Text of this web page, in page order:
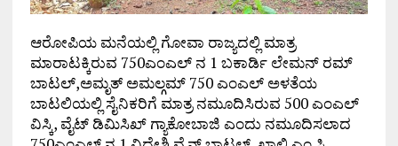
ಆರೋಪಿಯ ಮನೆಯಲ್ಲಿ ಗೋವಾ ರಾಜ್ಯದಲ್ಲಿ ಮಾತ್ರ
ಮಾರಾಟಕ್ಕಿರುವ 750ಎಂಎಲ್ ನ 1 ಬಕಾರ್ಡಿ ಲೇಮನ್ ರಮ್
ಬಾಟಲ್,ಅಮೃತ್ ಅಮಲ್ಗಮ್ 750 ಎಂಎಲ್ ಅಳತೆಯ
ಬಾಟಲಿಯಲ್ಲಿ ಸೈನಿಕರಿಗೆ ಮಾತ್ರ ನಮೂದಿಸಿರುವ 500 ಎಂಎಲ್
ವಿಸ್ಕಿ, ವೈಟ್ ಡಿಮಿಸಿಖ್ ಗ್ಯಾಕೋಬಾಜಿ ಎಂದು ನಮೂದಿಸಲಾದ